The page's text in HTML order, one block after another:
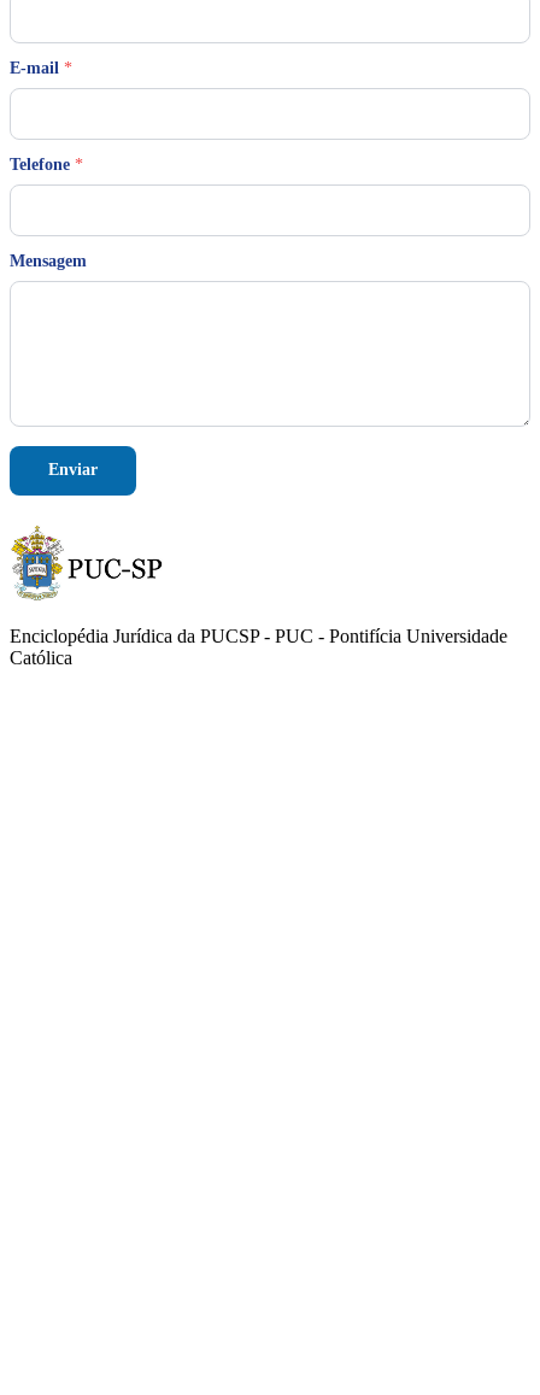
E-mail *
Telefone *
E
l
f
n
*
Mensagem
Enviar
Enciclopédia Jurídica da PUCSP - PUC - Pontifícia Universidade
Católica